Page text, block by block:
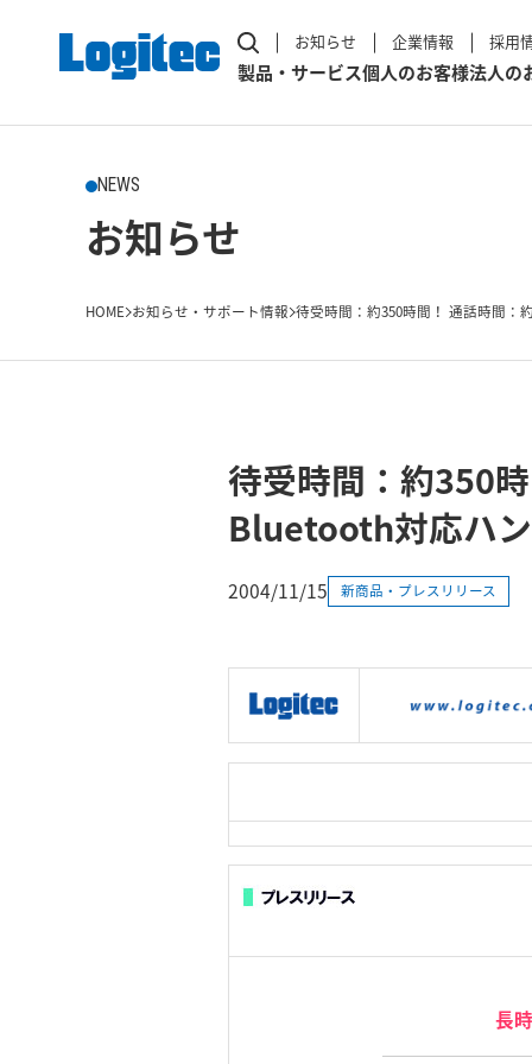
お知らせ 企業情報 採用
製品・サービス個人のお客様法人の
NEWS
お知らせ
HOME お知らせ・サポート情報 待受時間：約350時間！ 通話時間：
待受時間：約350
Bluetooth対応ハ
2004/11/15 新商品・プレスリリース
長